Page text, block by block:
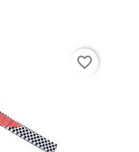
favorite_border